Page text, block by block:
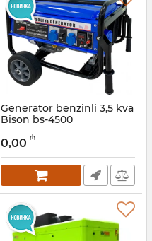
Generator benzinli 3,5 kva
Bison bs-4500
009001023
0,00 ₼